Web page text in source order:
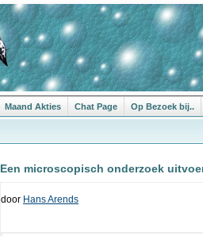
Maand Akties Chat Page Op Bezoek bij..
Een microscopisch onderzoek
door Hans Arends